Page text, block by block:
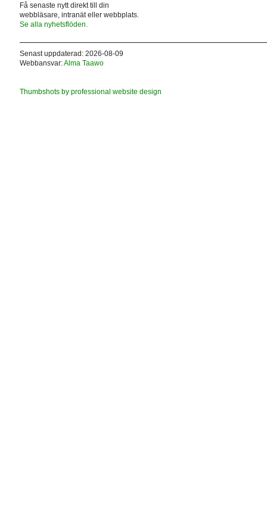
Få senaste nytt direkt till din
webbläsare, intranät eller webbplats.
Se alla nyhetsflöden.
Senast uppdaterad: 2026-08-09
Webbansvar:Alma Taawo
Thumbshots by professional website design